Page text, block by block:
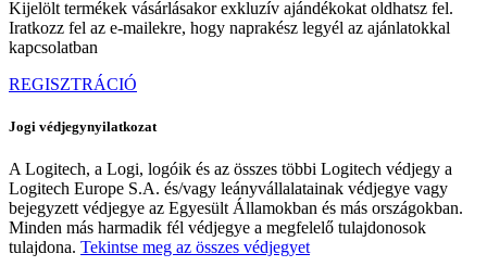
Kijelölt termékek vásárlásakor exkluzív ajándékokat oldhatsz fel.
Iratkozz fel az e-mailekre, hogy naprakész legyél az ajánlatokkal
kapcsolatban
REGISZTRÁCIÓ
Jogi védjegynyilatkozat
A Logitech, a Logi, logóik és az összes többi Logitech védjegy a
Logitech Europe S.A. és/vagy leányvállalatainak védjegye vagy
bejegyzett védjegye az Egyesült Államokban és más országokban.
Minden más harmadik fél védjegye a megfelelő tulajdonosok
tulajdona. Tekintse meg az összes védjegyet